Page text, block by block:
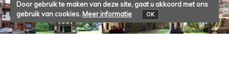
Door gebruik te maken van deze site, gaat u akkoord met ons
gebruik van cookies. Meer informatie OK